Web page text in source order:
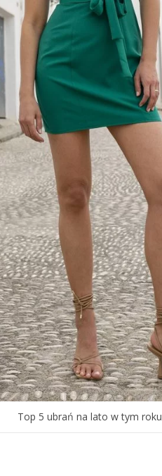
Top 5 ubrań na lato w tym roku